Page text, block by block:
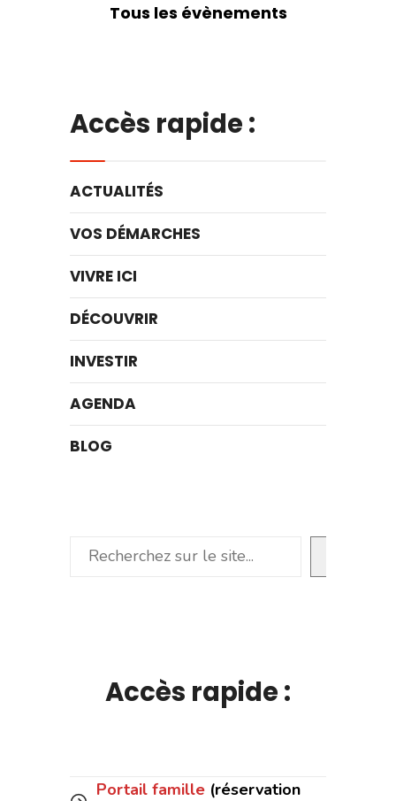
Tous les évènements
Accès rapide :
ACTUALITÉS
VOS DÉMARCHES
VIVRE ICI
DÉCOUVRIR
INVESTIR
AGENDA
BLOG
Rechercher
Accès rapide :
Portail famille (réservation